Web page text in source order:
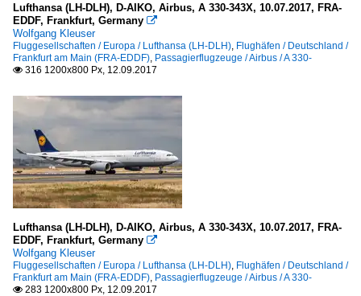
Lufthansa (LH-DLH), D-AIKO, Airbus, A 330-343X, 10.07.2017, FRA-
EDDF, Frankfurt, Germany 
Wolfgang Kleuser
Fluggesellschaften / Europa / Lufthansa (LH-DLH), Flughäfen / Deutschland /
Frankfurt am Main (FRA-EDDF), Passagierflugzeuge / Airbus / A 330-
 316 1200x800 Px, 12.09.2017
Lufthansa (LH-DLH), D-AIKO, Airbus, A 330-343X, 10.07.2017, FRA-
EDDF, Frankfurt, Germany 
Wolfgang Kleuser
Fluggesellschaften / Europa / Lufthansa (LH-DLH), Flughäfen / Deutschland /
Frankfurt am Main (FRA-EDDF), Passagierflugzeuge / Airbus / A 330-
 283 1200x800 Px, 12.09.2017